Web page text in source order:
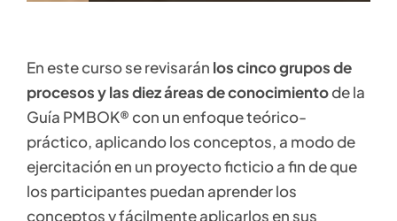
En este curso se revisarán los cinco grupos de
procesos y las diez áreas de conocimientode la
Guía PMBOK® con un enfoque teórico-
práctico, aplicando los conceptos, a modo de
ejercitación en un proyecto ficticio a fin de que
los participantes puedan aprender los
conceptos y fácilmente aplicarlos en sus